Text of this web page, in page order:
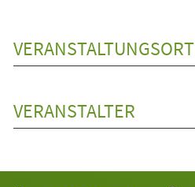
VERANSTALTUNGSORT
VERANSTALTER